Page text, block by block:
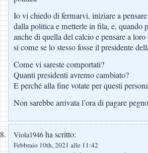
Io vi chiedo di fermarvi, iniziare a
dalla politica e metterle in fila, e, quando
anche di quella del calcio e pensare a
si come se lo stesso fosse il presidente
Come vi sareste comportati?
Quanti presidenti avremo cambiato?
E perché alla fine votate per questi
Non sarebbe arrivata l’ora di pagare
Viola1946 ha scritto:
Febbraio 10th, 2021 alle 11:42